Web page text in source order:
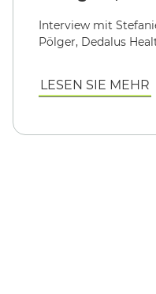
Interview mit
Pölger, Dedalus
LESEN SIE MEHR